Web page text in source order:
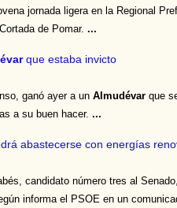
jornada ligera en la Regional
de Pomar. ...
que estaba invicto
ganó ayer a un Almudévar que
a su buen hacer. ...
abastecerse con energías
candidato número tres al
informa el PSOE en un